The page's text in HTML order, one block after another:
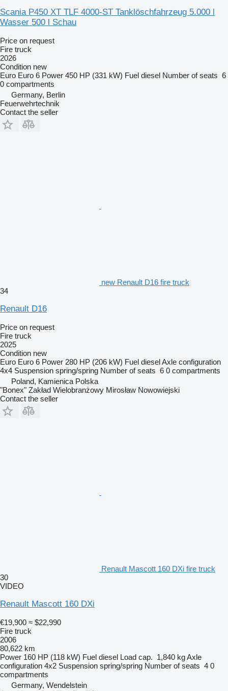
Scania P450 XT TLF 4000-ST Tanklöschfahrzeug 5.000 l
Wasser 500 l Schau
Price on request
Fire truck
2026
Condition new
Euro Euro 6 Power 450 HP (331 kW) Fuel diesel Number of seats 6
0 compartments
Germany, Berlin
Feuerwehrtechnik
Contact the seller
new Renault D16 fire truck
34
Renault D16
Price on request
Fire truck
2025
Condition new
Euro Euro 6 Power 280 HP (206 kW) Fuel dieselAxle configuration
4x4 Suspension spring/spring Number of seats 6 0 compartments
Poland, Kamienica Polska
"Bonex" Zakład Wielobranżowy Mirosław Nowowiejski
Contact the seller
Renault Mascott 160 DXi fire truck
30
VIDEO
Renault Mascott 160 DXi
€19,900 ≈ $22,990
Fire truck
2006
80,622 km
Power 160 HP (118 kW) Fuel diesel Load cap. 1,840 kgAxle
configuration 4x2 Suspension spring/spring Number of seats 4 0
compartments
Germany, Wendelstein